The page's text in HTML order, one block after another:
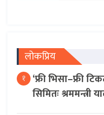
लोकप्रिय
१ ‘फ्री भिसा–फ्री
सिमितः श्रममन्त्री